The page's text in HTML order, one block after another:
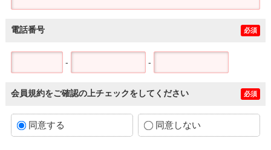
電話番号 必須
- -
会員規約をご確認の上チェックをしてください 必須
同意する 同意しない